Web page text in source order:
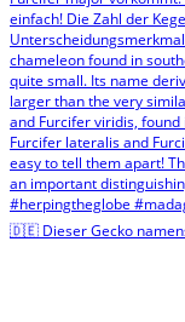
🇩🇪 Dieser Gecko